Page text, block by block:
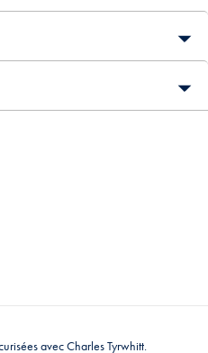
avec Charles Tyrwhitt.